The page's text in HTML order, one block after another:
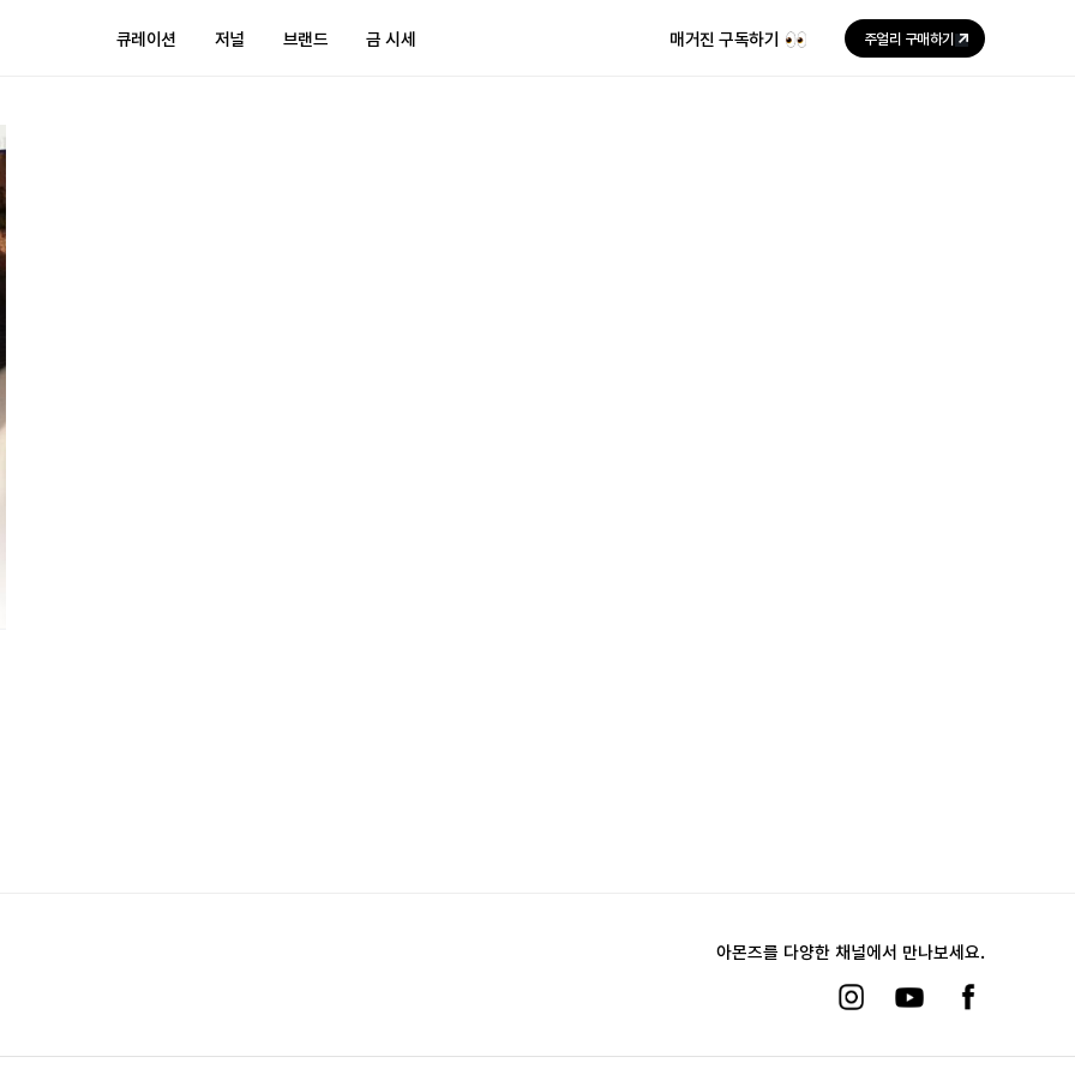
큐레이션
저널 브랜드 금 시세 매거진 구독하기 주얼리 구매하기
아몬즈를 다양한 채널에서 만나보세요.